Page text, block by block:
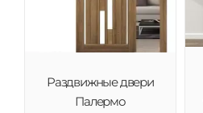
Раздвижные двери
Палермо